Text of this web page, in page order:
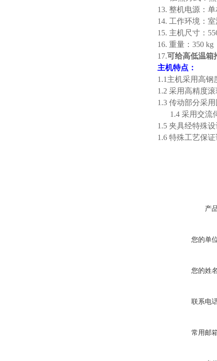
13. 整机电源：
14. 工作环境：
15. 主机尺寸：
16. 重量：350 kg
17.可给高低温箱
主机特点：
1.1主机采用高
1.2 采用高精度
1.3 传动部分采
1.4 采用交流
1.5 夹具经特殊
1.6 特殊工艺保
产
您的单
您的姓
联系电
常用邮